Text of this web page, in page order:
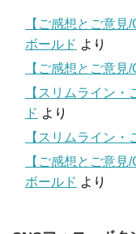
【ご感想とご意見
ボールド より
【ご感想とご意見
【スリムライン・
ド より
【スリムライン・
【ご感想とご意見
ボールド より